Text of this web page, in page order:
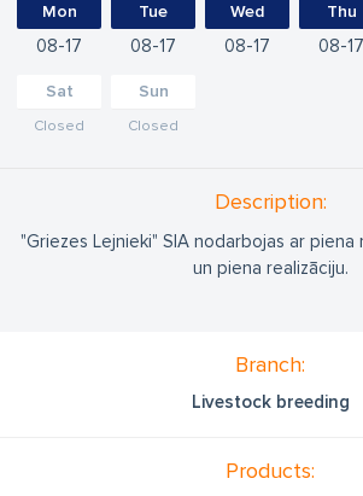
Mon
08 17
Tue
08 17
Wed
08 17
Thu
08 17
Sat
Closed
Sun
Closed
Description:
"Griezes Lejnieki" SIA nodarbojas ar piena
un piena realizāciju.
Branch:
Livestock breeding
Products: